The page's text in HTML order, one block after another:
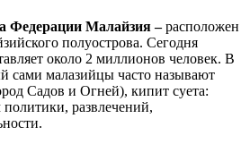
Федерации Малайзия –расположен
полуострова. Сегодня
около 2 миллионов человек. В
сами малазийцы часто называют
Садов и Огней), кипит суета:
политики, развлечений,